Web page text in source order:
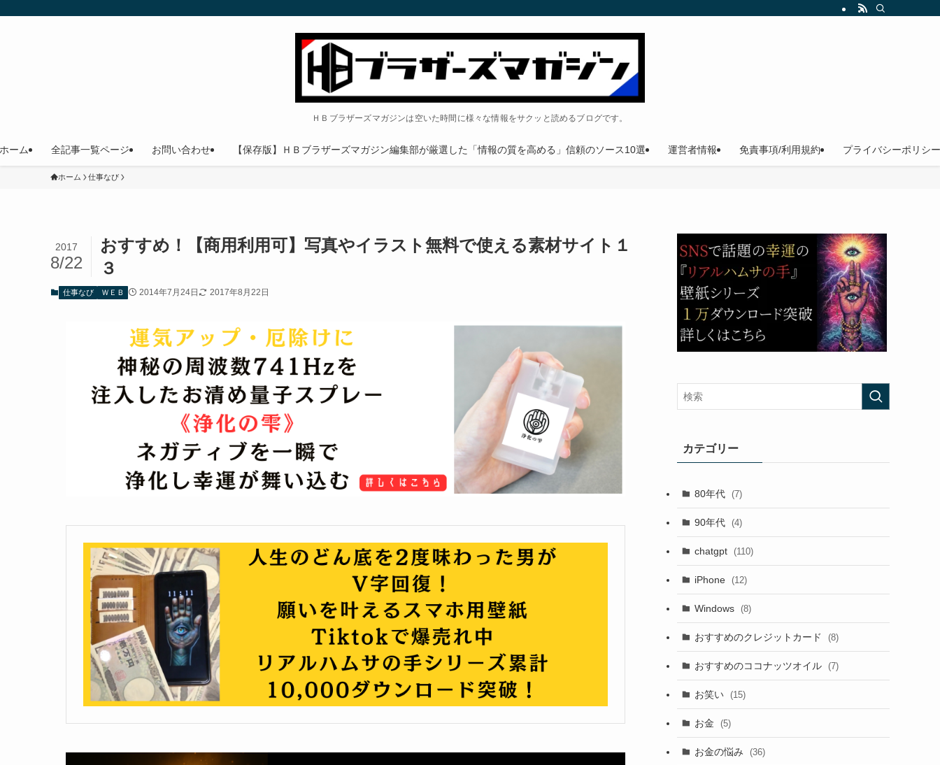
ＨＢブラザーズマガジンは空いた時間に様々な情報をサクッと読めるブログです。
ホーム 全記事一覧ページ お問い合わせ 【保存版】ＨＢブラザーズマガジン編集部が厳選した「情報の質を高める」信頼のソース10選 運営者情報 免責事項/利用規約 プライバシーポリシー
ホーム 仕事なび
おすすめ！【商用利用可】写真やイラスト無料で使える素材サイト１
３
2017
8/22
仕事なび ＷＥＢ 2014年7月24日 2017年8月22日
カテゴリー
80年代 (7)
90年代 (4)
chatgpt (110)
iPhone (12)
Windows (8)
おすすめのクレジットカード (8)
おすすめのココナッツオイル (7)
お笑い (15)
お金 (5)
お金の悩み (36)